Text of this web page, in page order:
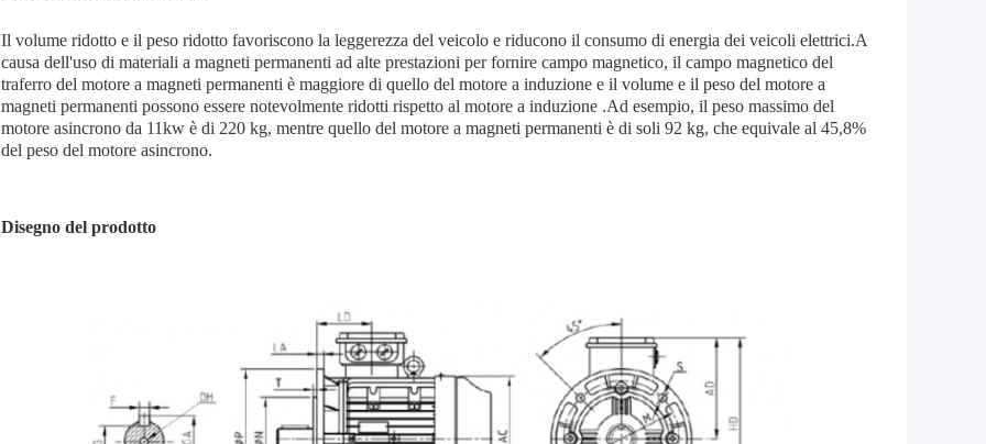
Il volume ridotto e il peso ridotto favoriscono la leggerezza del veicolo e riducono il consumo di energia dei veicoli elettrici.A
causa dell'uso di materiali a magneti permanenti ad alte prestazioni per fornire campo magnetico, il campo magnetico del
traferro del motore a magneti permanenti è maggiore di quello del motore a induzione e il volume e il peso del motore a
magneti permanenti possono essere notevolmente ridotti rispetto al motore a induzione .Ad esempio, il peso massimo del
motore asincrono da 11kw è di 220 kg, mentre quello del motore a magneti permanenti è di soli 92 kg, che equivale al 45,8%
del peso del motore asincrono.
Disegno del prodotto